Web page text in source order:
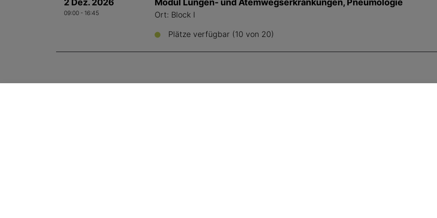
2 Dez. 2026
09:00 - 16:45
Modul Lungen- und Atemwegserkrankungen, Pneumologie
Ort: Block I
Plätze verfügbar (10 von 20)